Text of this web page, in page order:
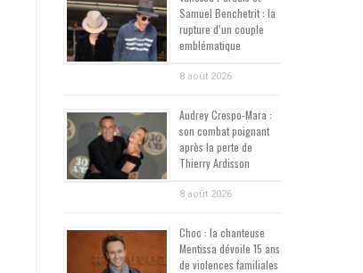
Samuel Benchetrit : la
rupture d’un couple
emblématique
8 août 2026
Audrey Crespo-Mara :
son combat poignant
après la perte de
Thierry Ardisson
8 août 2026
Choc : la chanteuse
Mentissa dévoile 15 ans
de violences familiales